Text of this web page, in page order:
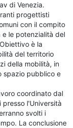
di Venezia.
progettisti
con il compito
le potenzialità del
è la
del territorio
della mobilità, in
spazio pubblico e
coordinato dal
l'Università
svolti i
La conclusione